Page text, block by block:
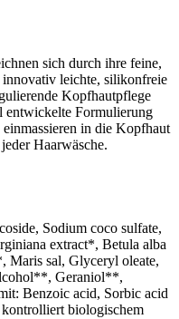
sich durch ihre feine,
innovativ leichte, silikonfreie
Kopfhautpflege
entwickelte Formulierung
in die Kopfhaut
Haarwäsche.
Sodium coco sulfate,
extract*, Betula alba
Maris sal, Glyceryl oleate,
Geraniol**,
Benzoic acid, Sorbic acid
biologischem